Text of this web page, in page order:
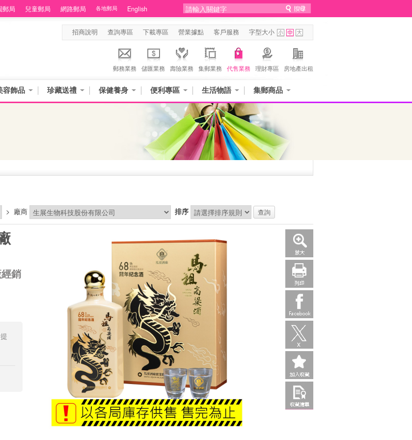
郵局 兒童郵局 網路郵局 各地郵局 English
招商說明 查詢專區 下載專區 營業據點 客戶服務 字型大小
郵務業務 儲匯業務 壽險業務 集郵業務 代售業務 理財專區 房地產出租
容飾品 珍藏送禮 保健養身 便利專區 生活物語 集郵商品
> 廠商 排序
銷